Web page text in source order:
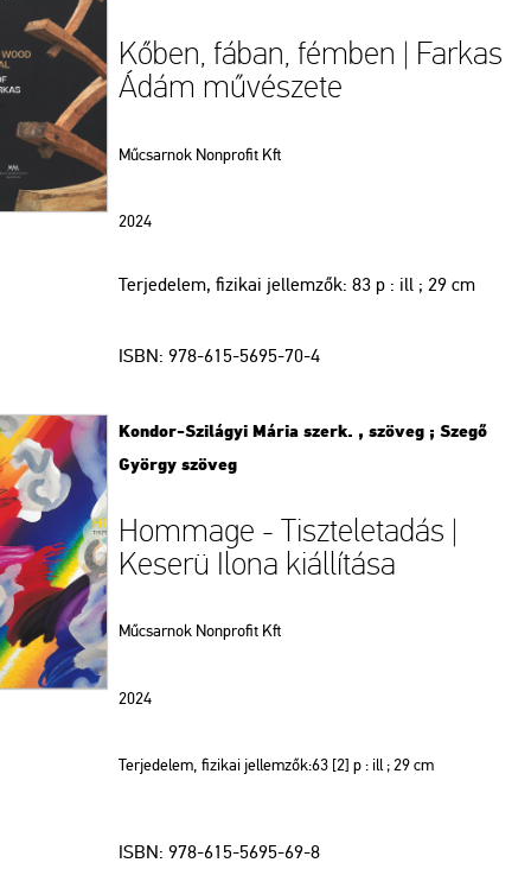
Kőben, fában, fémben | Farkas
Ádám művészete
Műcsarnok Nonprofit Kft
2024
Terjedelem, fizikai jellemzők: 83 p : ill ; 29 cm
ISBN: 978-615-5695-70-4
Kondor-Szilágyi Mária szerk. , szöveg ; Szegő
György szöveg
Hommage - Tiszteletadás |
Keserü Ilona kiállítása
Műcsarnok Nonprofit Kft
2024
Terjedelem, fizikai jellemzők:63 [2] p : ill ; 29 cm
ISBN: 978-615-5695-69-8